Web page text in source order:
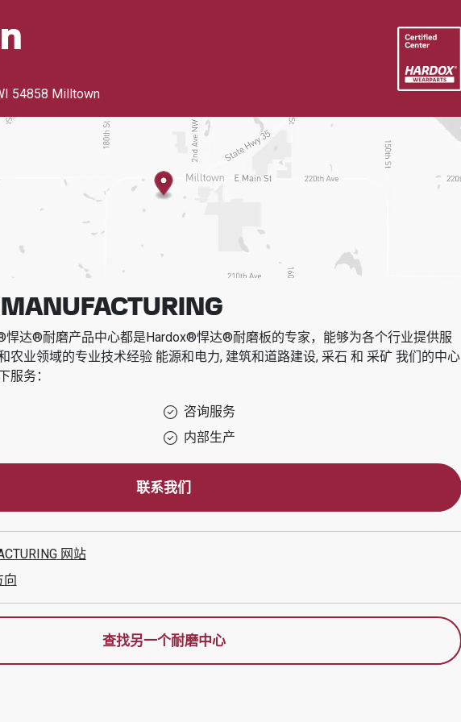
54858 Milltown
悍达®耐磨产品中心都是Hardox®悍达®耐磨板的专家，能够为各个行业提供服
农业领域的专业技术经验 能源和电力, 建筑和道路建设, 采石 和 采矿 我们的中心
服务：
咨询服务
内部生产
联系我们
网站
向
查找另一个耐磨中心